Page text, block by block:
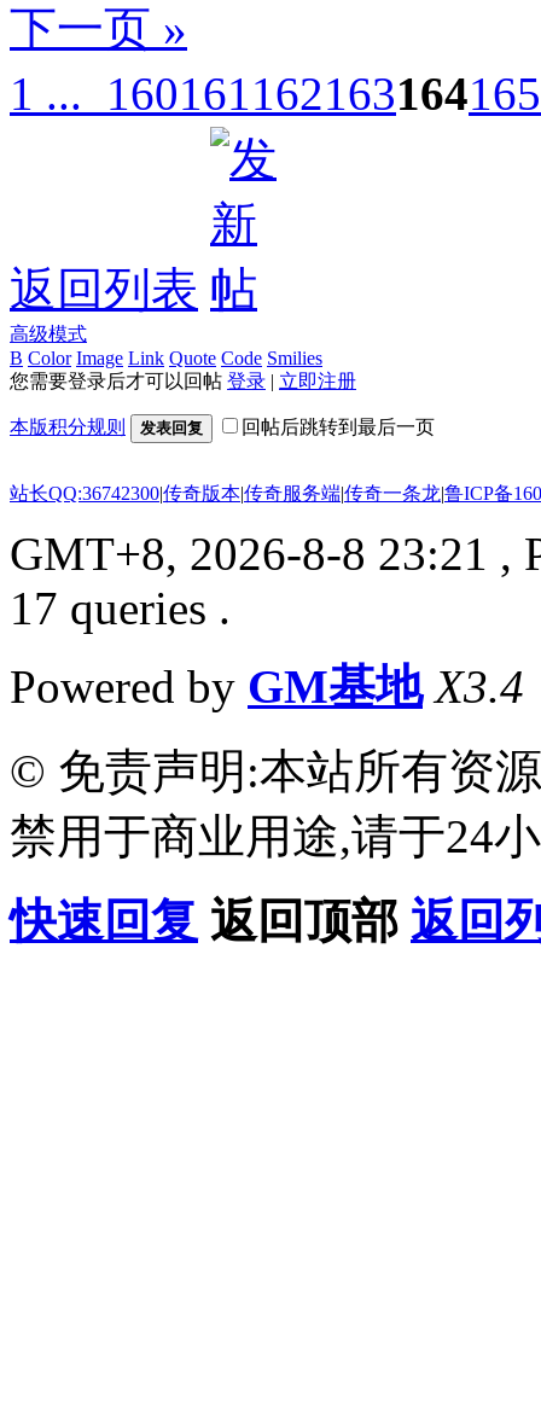
下一页 »
1 ... 160161162163164165
返回列表
高级模式
B Color Image Link Quote Code Smilies
您需要登录后才可以回帖 登录 | 立即注册
本版积分规则 发表回复 回帖后跳转到最后一页
站长QQ:36742300|传奇版本|传奇服务端|传奇一条龙|鲁ICP备
GMT+8, 2026-8-8 23:21 ,
17 queries .
Powered by GM基地 X3.4
© 免责声明:本站所有资
禁用于商业用途,请于24
快速回复 返回顶部 返回